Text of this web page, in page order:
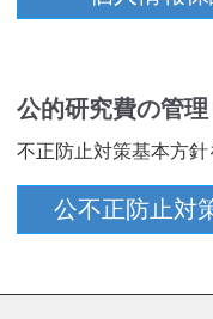
公的研究費の管
不正防止対策基本方
公不正防止